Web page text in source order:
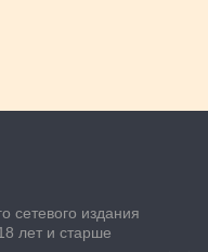
сетевого издания
лет и старше